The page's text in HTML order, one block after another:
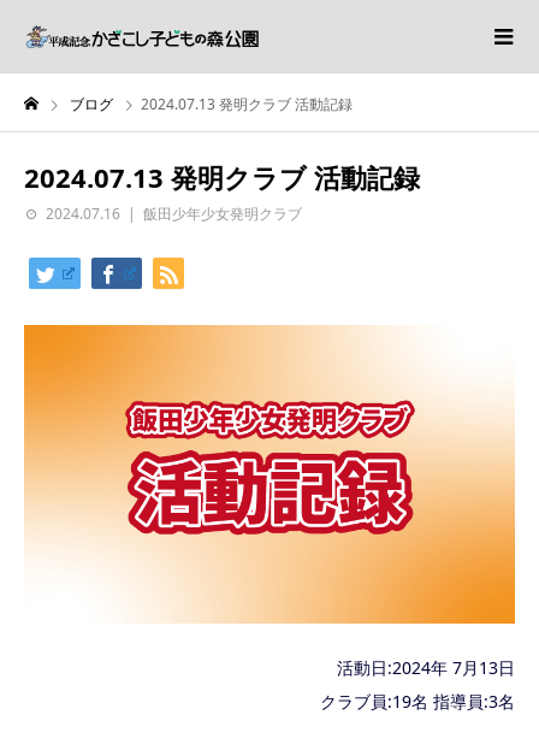
ブログ 2024.07.13 発明クラブ 活動記録
2024.07.13 発明クラブ 活動記録
2024.07.16 飯田少年少女発明クラブ
活動日:2024年 7月13日
クラブ員:19名 指導員:3名